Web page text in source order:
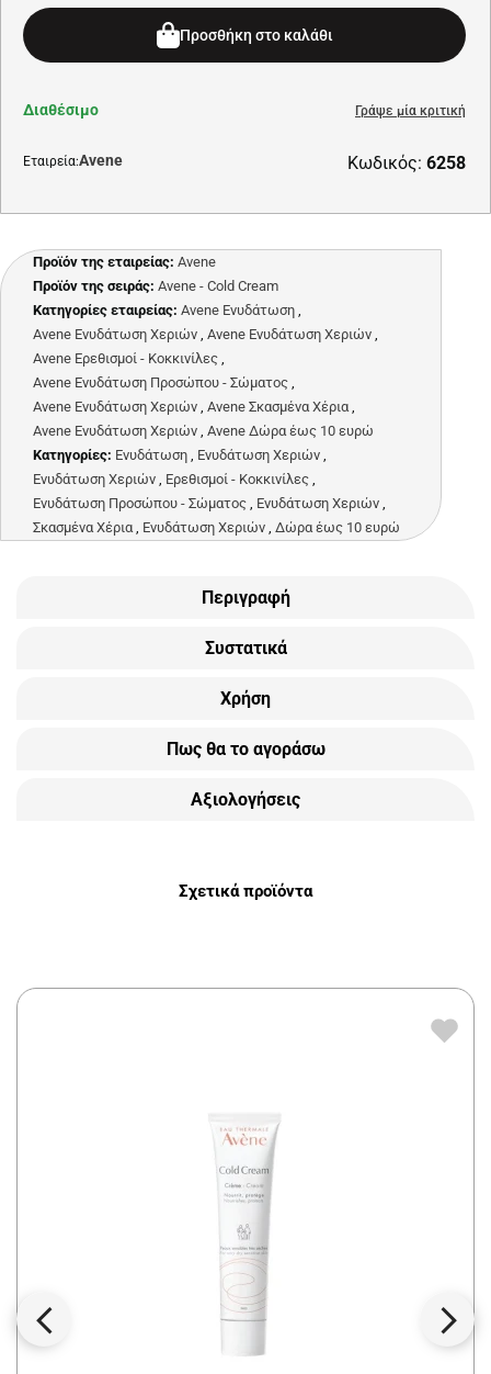
Προσθήκη στο καλάθι
Εταιρεία:Avene Κωδικός: 6258
Διαθέσιμο Γράψε μία κριτική
Προϊόν της εταιρείας: Avene
Προϊόν της σειράς: Avene - Cold Cream
Κατηγορίες εταιρείας: Avene Ενυδάτωση ,
Avene Ενυδάτωση Χεριών , Avene Ενυδάτωση Χεριών ,
Avene Ερεθισμοί - Κοκκινίλες ,
Avene Ενυδάτωση Προσώπου - Σώματος ,
Avene Ενυδάτωση Χεριών , Avene Σκασμένα Χέρια,
Avene Ενυδάτωση Χεριών , Avene Δώρα έως 10 ευρώ
Κατηγορίες: Ενυδάτωση , Ενυδάτωση Χεριών ,
Ενυδάτωση Χεριών , Ερεθισμοί - Κοκκινίλες ,
Ενυδάτωση Προσώπου - Σώματος , Ενυδάτωση Χεριών ,
Σκασμένα Χέρια, Ενυδάτωση Χεριών , Δώρα έως 10 ευρώ
Περιγραφή
Συστατικά
Χρήση
Πως θα το αγοράσω
Αξιολογήσεις
Σχετικά προϊόντα